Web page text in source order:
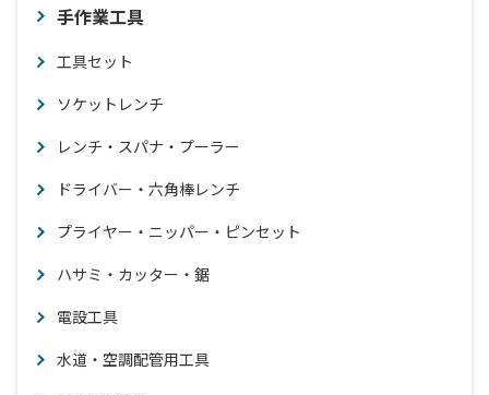
手作業工具
工具セット
ソケットレンチ
レンチ・スパナ・プーラー
ドライバー・六角棒レンチ
プライヤー・ニッパー・ピンセット
ハサミ・カッター・鋸
電設工具
水道・空調配管用工具